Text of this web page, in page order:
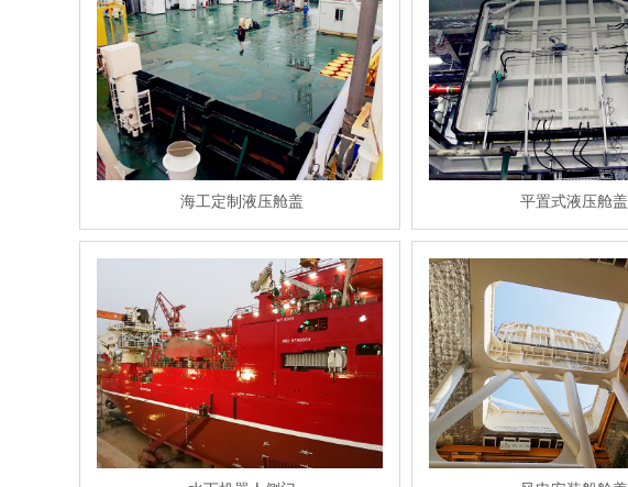
海工定制液压舱盖 平置式液压舱盖